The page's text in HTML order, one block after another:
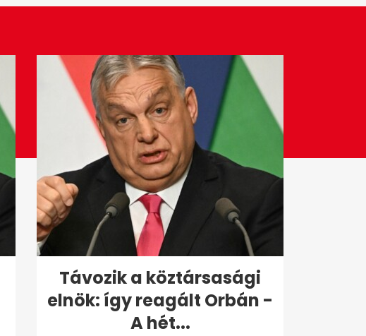
Távozik a köztársasági
elnök: így reagált Orbán -
A hét...